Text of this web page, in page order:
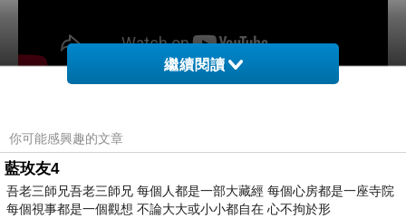
繼續閱讀
你可能感興趣的文章
藍玫友4
吾老三師兄吾老三師兄 每個人都是一部大藏經 每個心房都是一座寺院
每個視事都是一個觀想 不論大大或小小都自在 心不拘於形